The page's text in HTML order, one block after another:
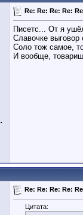
Re: Re: Re: Re:
Писетс... От я
Славочке выговор
Соло тож самое,
И вообще,
Re: Re: Re: Re:
Цитата: